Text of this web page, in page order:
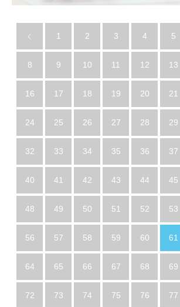
1 2 3 4 5
8 9 10 11 12 13
16 17 18 19 20 21
24 25 26 27 28 29
32 33 34 35 36 37
40 41 42 43 44 45
48 49 50 51 52 53
56 57 58 59 60 61
64 65 66 67 68 69
72 73 74 75 76 77